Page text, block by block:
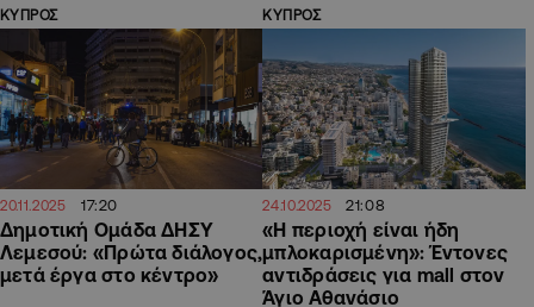
ΚΥΠΡΟΣ
20.11.2025 17:20
Δημοτική Ομάδα ΔΗΣΥ
Λεμεσού: «Πρώτα διάλογος,
μετά έργα στο κέντρο»
ΚΥΠΡΟΣ
24.10.2025 21:08
«Η περιοχή είναι ήδη
μπλοκαρισμένη»: Έντονες
αντιδράσεις για mall στον
Άγιο Αθανάσιο